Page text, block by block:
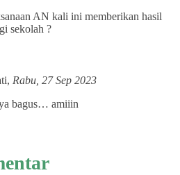
AN kali ini memberikan hasil
sekolah ?
, Rabu, 27 Sep 2023
bagus… amiiin